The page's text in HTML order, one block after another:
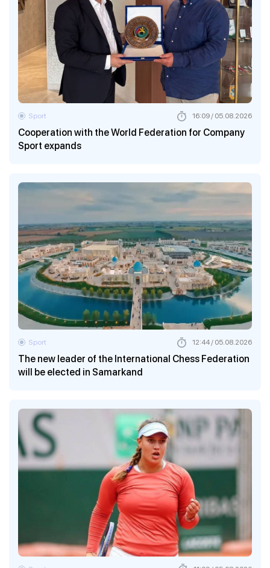
Cooperation with the World Federation for Company
Sport expands
Sport 16:09 / 05.08.2026
The new leader of the International Chess Federation
will be elected in Samarkand
Sport 12:44 / 05.08.2026